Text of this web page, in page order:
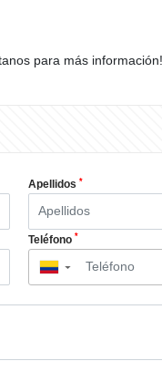
para más información!
Apellidos *
Teléfono *
▼